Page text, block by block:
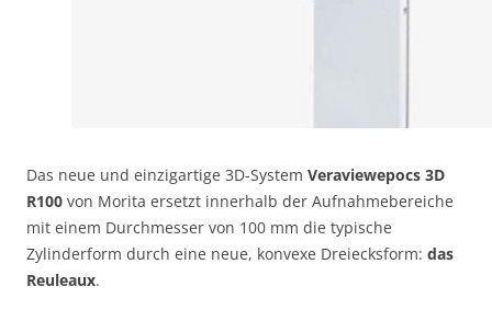
Das neue und einzigartige 3D-System Veraviewepocs 3D
R100 von Morita ersetzt innerhalb der Aufnahmebereiche
mit einem Durchmesser von 100 mm die typische
Zylinderform durch eine neue, konvexe Dreiecksform: das
Reuleaux.